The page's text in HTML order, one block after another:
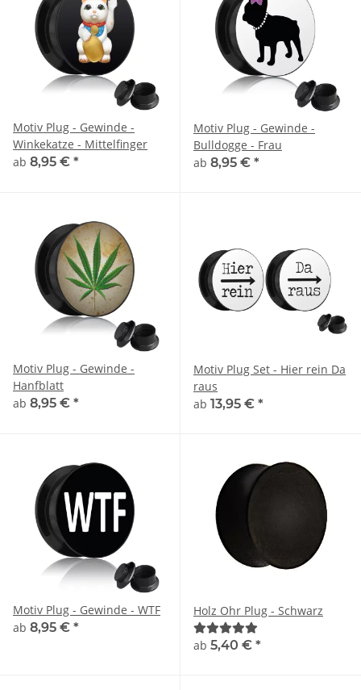
Motiv Plug - Gewinde -
Winkekatze - Mittelfinger
ab 8,95 € *
Motiv Plug - Gewinde -
Bulldogge - Frau
ab 8,95 € *
Motiv Plug - Gewinde -
Hanfblatt
ab 8,95 € *
Motiv Plug Set - Hier rein Da
raus
ab 13,95 € *
Motiv Plug - Gewinde - WTF
ab 8,95 € *
Holz Ohr Plug - Schwarz
ab 5,40 € *